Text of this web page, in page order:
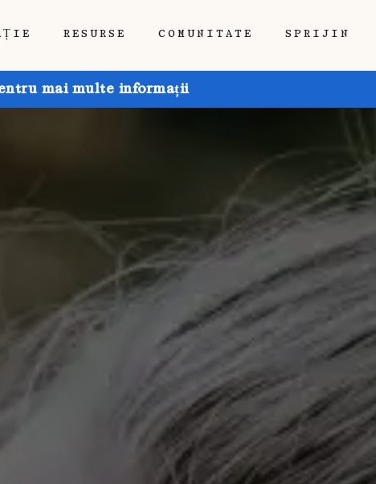
RESURSE COMUNITATE SPRIJIN
mai multe informații